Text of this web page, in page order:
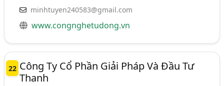
minhtuyen240583@gmail.com
www.congnghetudong.vn
22 Công Ty Cổ Phần Giải Pháp Và Đầu Tư
Thanh